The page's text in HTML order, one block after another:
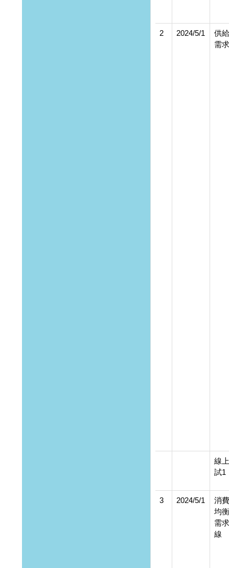
2 2024/5/1
供
需求
線
試1
3 2024/5/1
消
均
需
線